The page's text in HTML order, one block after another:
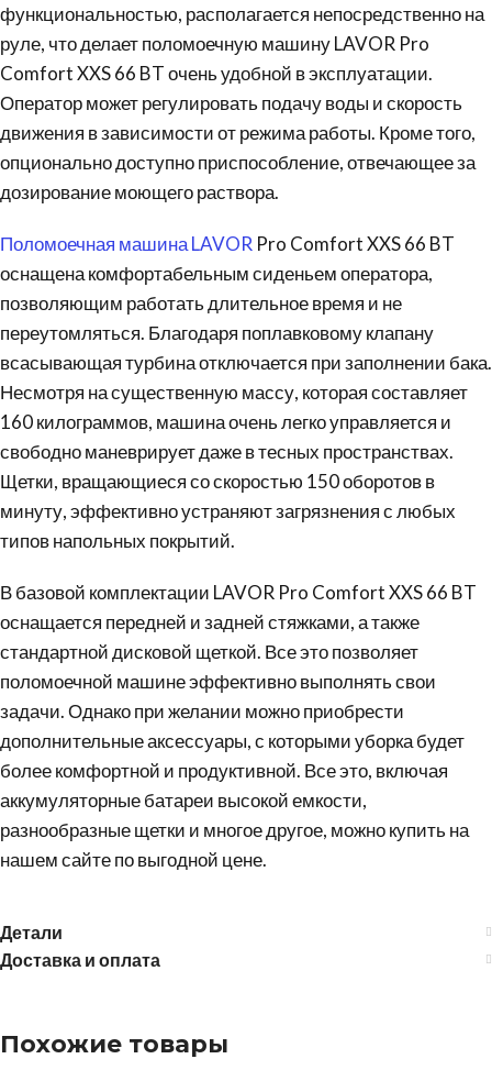
функциональностью, располагается непосредственно на
руле, что делает поломоечную машину LAVOR Pro
Comfort XXS 66 BT очень удобной в эксплуатации.
Оператор может регулировать подачу воды и скорость
движения в зависимости от режима работы. Кроме того,
опционально доступно приспособление, отвечающее за
дозирование моющего раствора.
Поломоечная машина LAVOR Pro Comfort XXS 66 BT
оснащена комфортабельным сиденьем оператора,
позволяющим работать длительное время и не
переутомляться. Благодаря поплавковому клапану
всасывающая турбина отключается при заполнении бака.
Несмотря на существенную массу, которая составляет
160 килограммов, машина очень легко управляется и
свободно маневрирует даже в тесных пространствах.
Щетки, вращающиеся со скоростью 150 оборотов в
минуту, эффективно устраняютзагрязненияс любых
типов напольных покрытий.
В базовой комплектации LAVOR Pro Comfort XXS 66 BT
оснащается передней и задней стяжками, а также
стандартной дисковой щеткой. Все это позволяет
поломоечной машине эффективно выполнять свои
задачи. Однако при желании можно приобрести
дополнительные аксессуары, с которыми уборка будет
более комфортной и продуктивной. Все это, включая
аккумуляторные батареи высокой емкости,
разнообразные щетки и многое другое, можно купить на
нашем сайте по выгодной цене.
Детали
Доставка и оплата
Похожие товары